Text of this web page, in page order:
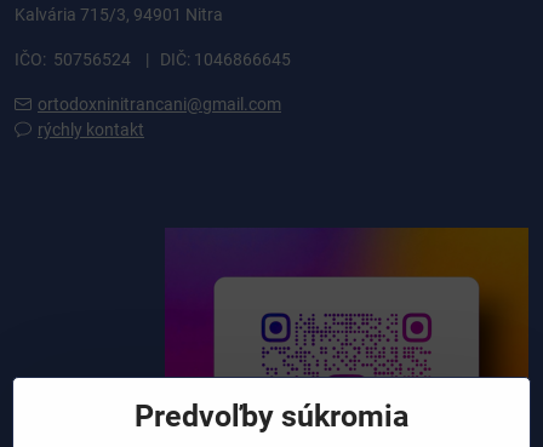
Kalvária 715/3, 94901 Nitra
IČO: 50756524 | DIČ: 1046866645
ortodoxninitrancani@gmail.com
rýchly kontakt
Predvoľby súkromia